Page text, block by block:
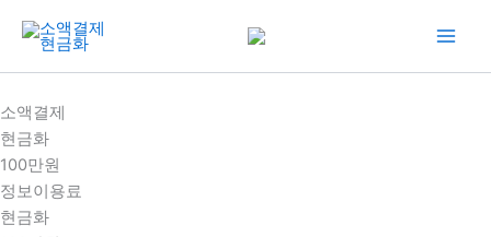
건
너
뛰
기
소액결제
현금화
100만원
정보이용료
현금화